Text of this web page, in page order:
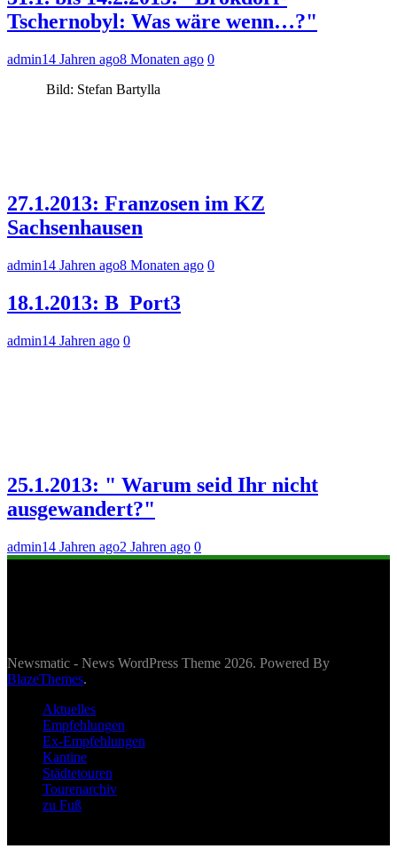
Tschernobyl: Was wäre wenn…?"
admin14 Jahren ago8 Monaten ago 0
Bild: Stefan Bartylla
27.1.2013: Franzosen im KZ
Sachsenhausen
admin14 Jahren ago8 Monaten ago 0
18.1.2013: B_Port3
admin14 Jahren ago 0
25.1.2013: " Warum seid Ihr nicht
ausgewandert?"
admin14 Jahren ago2 Jahren ago 0
Newsmatic - News WordPress Theme 2026. Powered By
BlazeThemes.
Aktuelles
Empfehlungen
Ex-Empfehlungen
Kantine
Städtetouren
Tourenarchiv
zu Fuß